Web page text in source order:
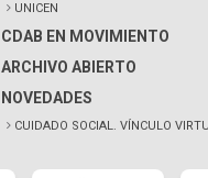
UNICEN
CDAB EN MOVIMIENTO
ARCHIVO ABIERTO
NOVEDADES
CUIDADO SOCIAL. VÍNCULO